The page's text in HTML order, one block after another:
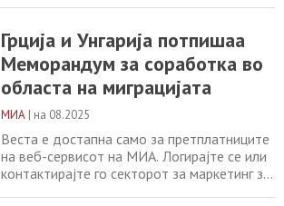
потпишаа Меморандум за соработка во
областа на миграцијата Бизнисите на
Халкидики гледаат намален број
посетители во изминатите два месеци
Москва не ја исклучува
Грција и Унгарија потпишаа
Меморандум за соработка во
областа на миграцијата
МИА | на 08.2025
Веста е достапна само за претплатниците
на веб-сервисот на МИА. Логирајте се или
контактирајте го секторот за маркетинг за